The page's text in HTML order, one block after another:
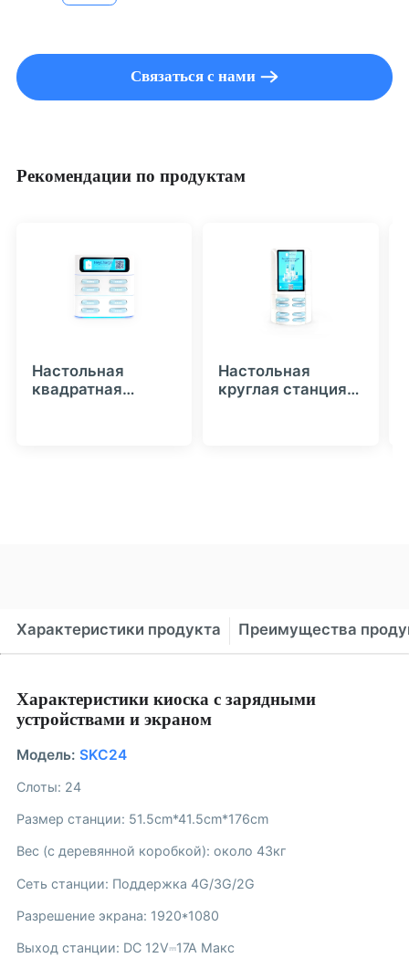
Связаться с нами
Рекомендации по продуктам
Настольная
квадратная
Настольная
круглая станция
Характеристики продукта Преимущества
Характеристики киоска с зарядными
устройствами и экраном
Модель: SKC24
Слоты: 24
Размер станции: 51.5cm*41.5cm*176cm
Вес (с деревянной коробкой): около 43кг
Сеть станции: Поддержка 4G/3G/2G
Разрешение экрана: 1920*1080
Выход станции: DC 12V⎓17A Макс